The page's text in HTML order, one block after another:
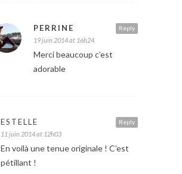
Reply
PERRINE
19 juin 2014 at 16h24
Merci beaucoup c’est
adorable
Reply
ESTELLE
11 juin 2014 at 12h03
En voilà une tenue originale ! C’est
pétillant !